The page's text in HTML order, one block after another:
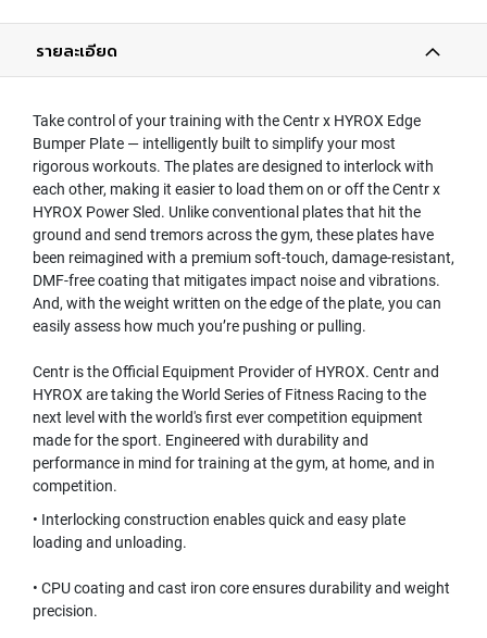
รายละเอียด
Take control of your training with the Centr x HYROX Edge
Bumper Plate — intelligently built to simplify your most
rigorous workouts. The plates are designed to interlock with
each other, making it easier to load them on or off the Centr x
HYROX Power Sled. Unlike conventional plates that hit the
ground and send tremors across the gym, these plates have
been reimagined with a premium soft-touch, damage-resistant,
DMF-free coating that mitigates impact noise and vibrations.
And, with the weight written on the edge of the plate, you can
easily assess how much you’re pushing or pulling.
Centr is the Official Equipment Provider of HYROX. Centr and
HYROX are taking the World Series of Fitness Racing to the
next level with the world's first ever competition equipment
made for the sport. Engineered with durability and
performance in mind for training at the gym, at home, and in
competition.
• Interlocking construction enables quick and easy plate
loading and unloading.
• CPU coating and cast iron core ensures durability and weight
precision.